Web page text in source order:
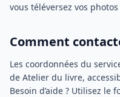
vous téléversez vos
Comment
Les coordonnées du
de Atelier du livre,
Besoin d’aide ? Utilisez le